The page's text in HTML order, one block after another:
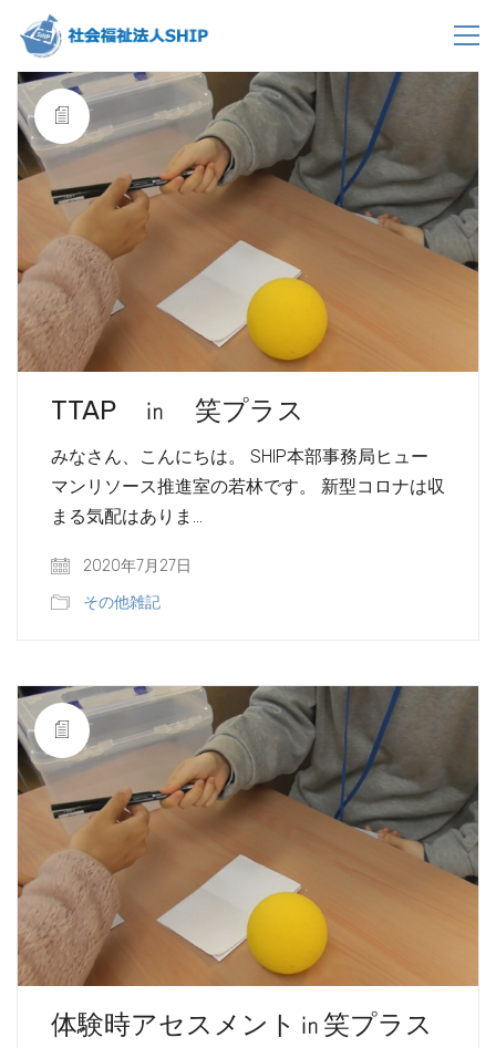
TTAP ㏌ 笑プラス
みなさん、こんにちは。 SHIP本部事務局ヒュー
マンリソース推進室の若林です。 新型コロナは収
まる気配はありま…
2020年7月27日
その他雑記
体験時アセスメント㏌笑プラス